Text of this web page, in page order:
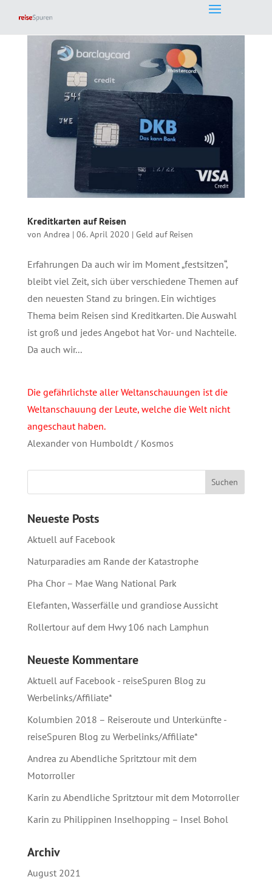
Kreditkarten auf Reisen
von Andrea | 06. April 2020 | Geld auf Reisen
Erfahrungen Da auch wir im Moment „festsitzen“,
bleibt viel Zeit, sich über verschiedene Themen auf
den neuesten Stand zu bringen. Ein wichtiges
Thema beim Reisen sind Kreditkarten. Die Auswahl
ist groß und jedes Angebot hat Vor- und Nachteile.
Da auch wir...
Die gefährlichste aller Weltanschauungen ist die
Weltanschauung der Leute, welche die Welt nicht
angeschaut haben.
Alexander von Humboldt / Kosmos
Neueste Posts
Aktuell auf Facebook
Naturparadies am Rande der Katastrophe
Pha Chor – Mae Wang National Park
Elefanten, Wasserfälle und grandiose Aussicht
Rollertour auf dem Hwy 106 nach Lamphun
Neueste Kommentare
Aktuell auf Facebook - reiseSpuren Blog zu
Werbelinks/Affiliate*
Kolumbien 2018 – Reiseroute und Unterkünfte -
reiseSpuren Blog zu Werbelinks/Affiliate*
Andrea zu Abendliche Spritztour mit dem
Motorroller
Karin zu Abendliche Spritztour mit dem Motorroller
Karin zu Philippinen Inselhopping – Insel Bohol
Archiv
August 2021